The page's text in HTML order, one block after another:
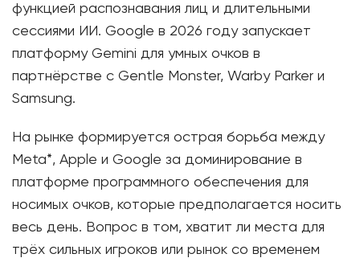
функцией распознавания лиц и длительными
сессиями ИИ. Google в 2026 году запускает
платформу Gemini для умных очков в
партнёрстве с Gentle Monster, Warby Parker и
Samsung.
На рынке формируется острая борьба между
Meta*, Apple и Google за доминирование в
платформе программного обеспечения для
носимых очков, которые предполагается носить
весь день. Вопрос в том, хватит ли места для
трёх сильных игроков или рынок со временем